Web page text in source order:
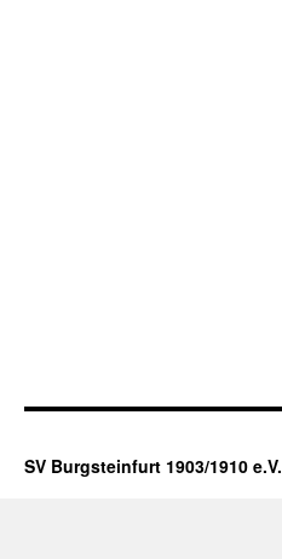
SV Burgsteinfurt 1903/1910 e.V.